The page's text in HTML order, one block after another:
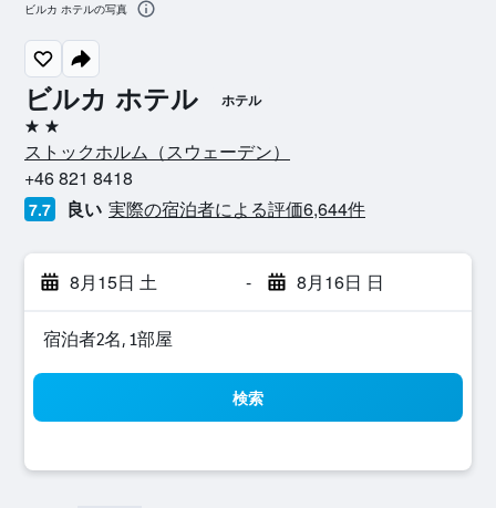
ビルカ ホテル ホテル
2つ星
ストックホルム​（スウェーデン​）​
+46 821 8418
7.7 良い 実際の宿泊者による評価6,644​件
8月15日 土 - 8月16日 日
宿泊者2名, 1​部屋
検索
ビルカ ホテルの写真